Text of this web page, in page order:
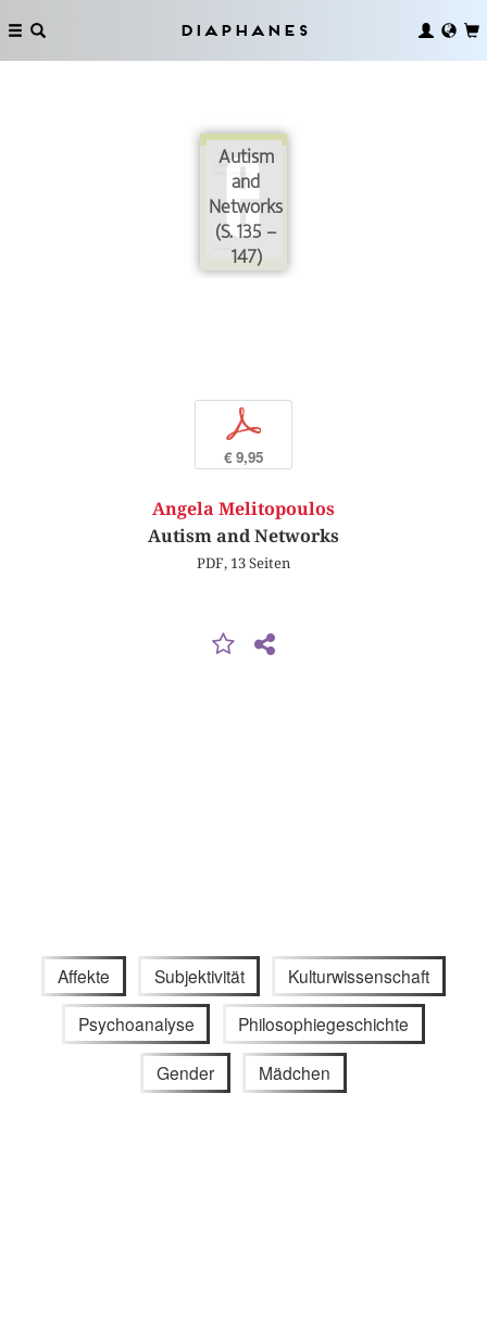
Diaphanes
Autism
and
Networks
(S. 135 –
147)
p
€ 9,95
Angela Melitopoulos
Autism and Networks
PDF, 13 Seiten
Affekte Subjektivität Kulturwissenschaft
Psychoanalyse Philosophiegeschichte
Gender Mädchen